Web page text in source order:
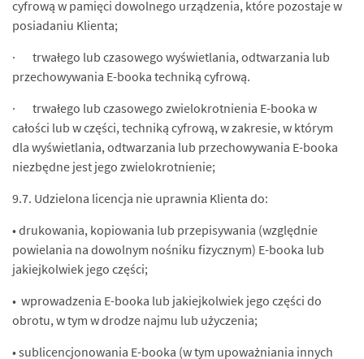
cyfrową w pamięci dowolnego urządzenia, które pozostaje w
posiadaniu Klienta;
· trwałego lub czasowego wyświetlania, odtwarzania lub
przechowywania E-booka techniką cyfrową.
· trwałego lub czasowego zwielokrotnienia E-booka w
całości lub w części, techniką cyfrową, w zakresie, w którym
dla wyświetlania, odtwarzania lub przechowywania E-booka
niezbędne jest jego zwielokrotnienie;
9.7. Udzielona licencja nie uprawnia Klienta do:
• drukowania, kopiowania lub przepisywania (względnie
powielania na dowolnym nośniku fizycznym) E-booka lub
jakiejkolwiek jego części;
• wprowadzenia E-booka lub jakiejkolwiek jego części do
obrotu, w tym w drodze najmu lub użyczenia;
• sublicencjonowania E-booka (w tym upoważniania innych